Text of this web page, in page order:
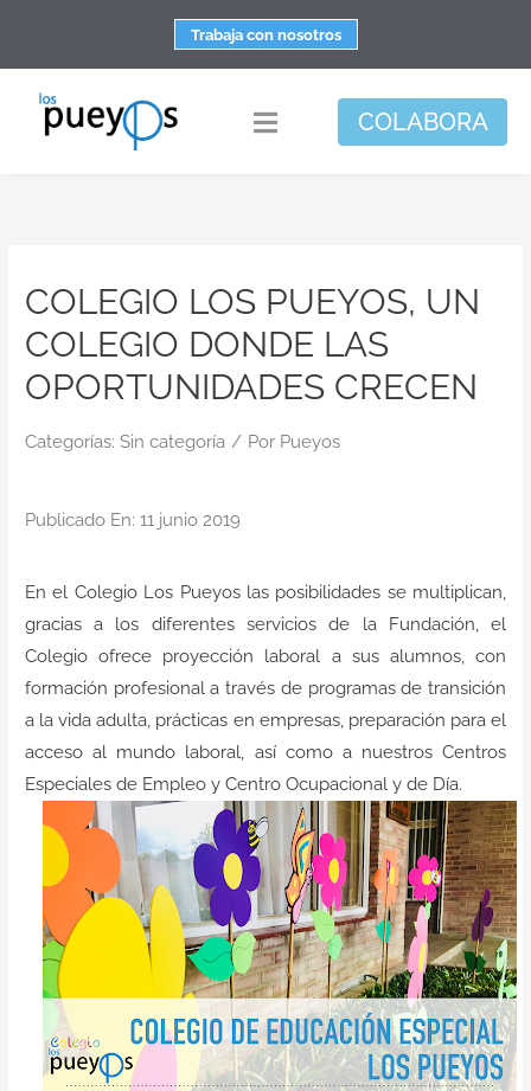
contenido
Trabaja con nosotros
Toggle
Apoyo personal y familiar
Espacio de bienestar
Responsabilidad social
DisArte
COLABORA
COLEGIO LOS PUEYOS, UN
COLEGIO DONDE LAS
OPORTUNIDADES CRECEN
Categorías: Sin categoría / Por Pueyos
Publicado En: 11 junio 2019
En el Colegio Los Pueyoslas posibilidades se multiplican,
gracias a los diferentes servicios de la Fundación, el
Colegio ofrece proyección laboral a sus alumnos, con
formación profesional a través de programas de transición
a la vida adulta, prácticas en empresas, preparación para el
acceso al mundo laboral, así como a nuestros Centros
Especiales de Empleo y Centro Ocupacional y de Día.